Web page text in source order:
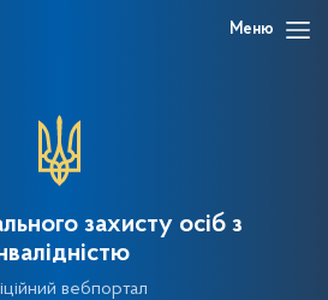
Меню
захисту осіб з
вебпортал